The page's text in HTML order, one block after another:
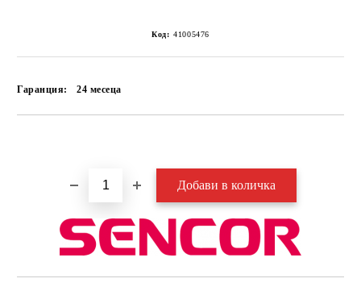
Код: 41005476
Гаранция: 24 месеца